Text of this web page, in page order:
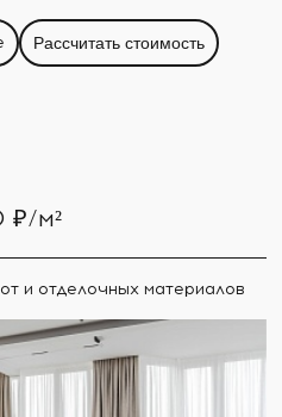
Рассчитать стоимость
₽/м²
и отделочных материалов